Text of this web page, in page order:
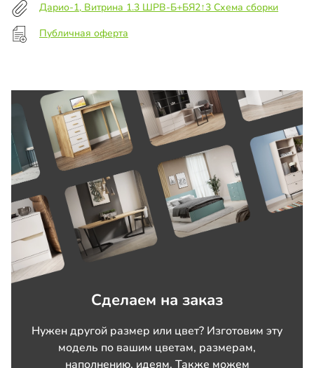
Дарио-1, Витрина 1.3 ШРВ-Б+БЯ2↑3 Схема сборки
Публичная оферта
Сделаем на заказ
Нужен другой размер или цвет? Изготовим эту
модель по вашим цветам, размерам,
наполнению, идеям. Также можем